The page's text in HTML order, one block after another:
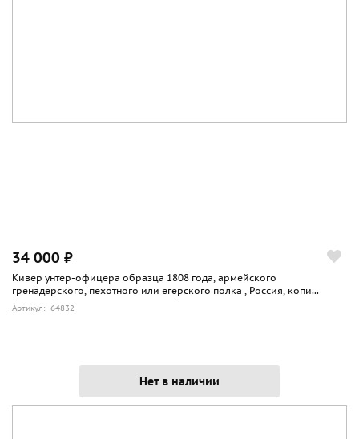
34 000 ₽
Кивер унтер-офицера образца 1808 года, армейского
гренадерского, пехотного или егерского полка , Россия, копи...
Артикул: 64832
Нет в наличии